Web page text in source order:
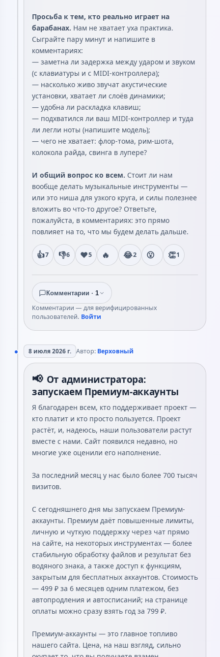
Просьба к тем, кто реально играет на
барабанах. Нам не хватает уха практика.
Сыграйте пару минут и напишите в
комментариях:
— заметна ли задержка между ударом и звуком
(с клавиатуры и с MIDI-контроллера);
— насколько живо звучат акустические
установки, хватает ли слоёв динамики;
— удобна ли раскладка клавиш;
— подхватился ли ваш MIDI-контроллер и туда
ли легли ноты (напишите модель);
— чего не хватает: флор-тома, рим-шота,
колокола райда, свинга в лупере?
И общий вопрос ко всем. Стоит ли нам
вообще делать музыкальные инструменты —
или это ниша для узкого круга, и силы полезнее
вложить во что-то другое? Ответьте,
пожалуйста, в комментариях: это прямо
повлияет на то, что мы будем делать дальше.
👍7 👎6 ❤️5 🔥 😂2 😮 👏1
Комментарии · 1
Комментарии — для верифицированных
пользователей. Войти
8 июля 2026 г. Автор: Верховный
📢 От администратора:
запускаем Премиум-аккаунты
Я благодарен всем, кто поддерживает проект —
кто платит и кто просто пользуется. Проект
растёт, и, надеюсь, наши пользователи растут
вместе с нами. Сайт появился недавно, но
многие уже оценили его наполнение.
За последний месяц у нас было более 700 тысяч
визитов.
С сегодняшнего дня мы запускаем Премиум-
аккаунты. Премиум даёт повышенные лимиты,
личную и чуткую поддержку через чат прямо
на сайте, на некоторых инструментах — более
стабильную обработку файлов и результат без
водяного знака, а также доступ к функциям,
закрытым для бесплатных аккаунтов. Стоимость
— 499 ₽ за 6 месяцев одним платежом, без
автопродления и автосписаний; на странице
оплаты можно сразу взять год за 799 ₽.
Премиум-аккаунты — это главное топливо
нашего сайта. Цена, на наш взгляд, сильно